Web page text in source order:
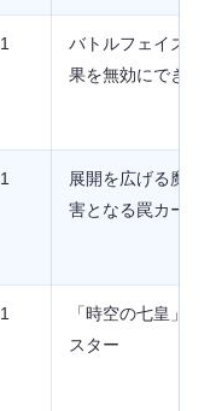
1
バトルフェイズに
果を無効にできる
1
展開を広げる魔法
害となる罠カード
1
「時空の七皇」を
スター